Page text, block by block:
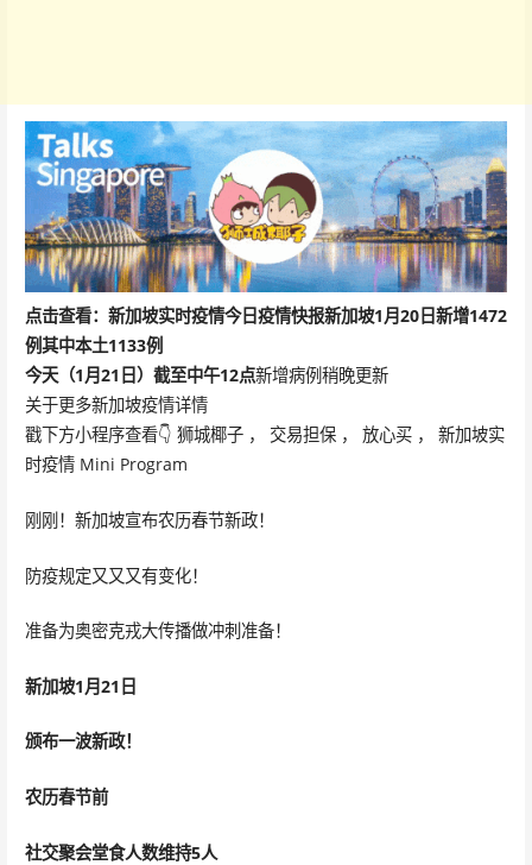
点击查看：新加坡实时疫情今日疫情快报新加坡1月20日新增1472
例其中本土1133例
今天（1月21日）截至中午12点新增病例稍晚更新
关于更多新加坡疫情详情
戳下方小程序查看👇 狮城椰子 ， 交易担保 ， 放心买 ， 新加坡实
时疫情 Mini Program
刚刚！新加坡宣布农历春节新政！
防疫规定又又又有变化！
准备为奥密克戎大传播做冲刺准备！
新加坡1月21日
颁布一波新政！
农历春节前
社交聚会堂食人数维持5人